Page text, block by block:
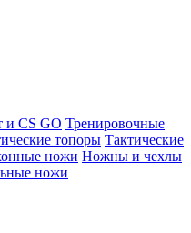
и CS GO Тренировочные
топоры Тактические
ножи Ножны и чехлы
ножи